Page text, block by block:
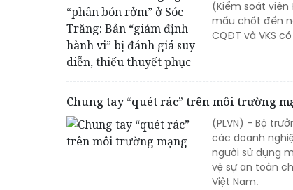
(Kiểm soát viên
mấu chốt đến
CQĐT và VKS
Chung tay “quét rác” trên môi trường
(PLVN) - Bộ
các doanh
người sử dụng
vệ sự an toàn
Việt Nam.